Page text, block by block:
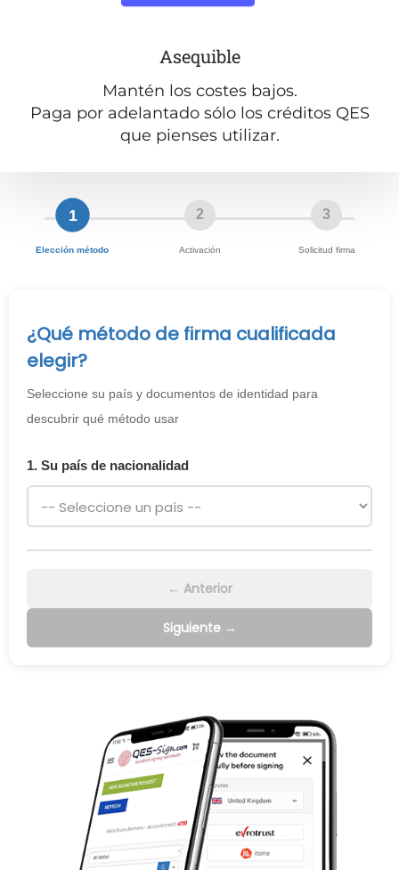
Asequible
Mantén los costes bajos.
Paga por adelantado sólo los créditos QES
que pienses utilizar.
1
Elección método
2
Activación
3
Solicitud firma
¿Qué método de firma cualificada
elegir?
Seleccione su país y documentos de identidad para
descubrir qué método usar
1. Su país de nacionalidad
← Anterior
Siguiente →